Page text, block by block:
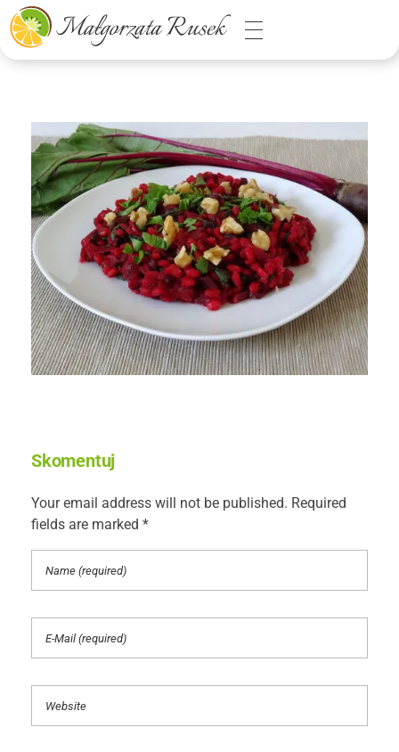
Małgorzata Rusek - dietetyk z pasją
Dietetyka kliniczna & Psychodietetyka
Skomentuj
Your email address will not be published. Required
fields are marked *